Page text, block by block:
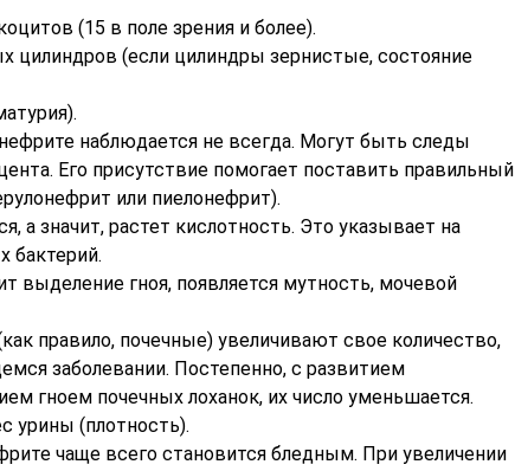
(15 в поле зрения и более).
цилиндров (если цилиндры зернистые, состояние
наблюдается не всегда. Могут быть следы
Его присутствие помогает поставить правильный
или пиелонефрит).
а значит, растет кислотность. Это указывает на
бактерий.
выделение гноя, появляется мутность, мочевой
правило, почечные) увеличивают свое количество,
заболевании. Постепенно, с развитием
гноем почечных лоханок, их число уменьшается.
урины (плотность).
чаще всего становится бледным. При увеличении